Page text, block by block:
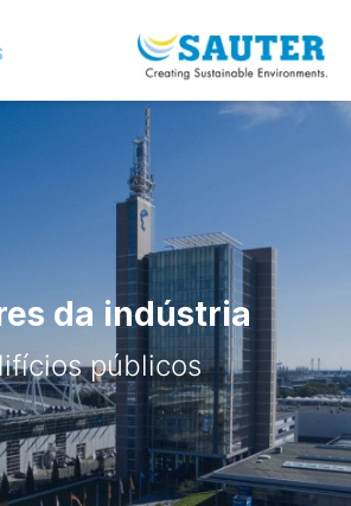
da indústria
públicos